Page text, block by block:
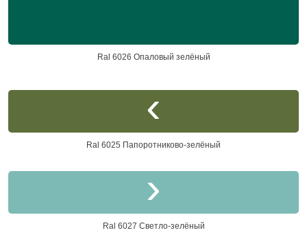
Ral 6025 Папоротниково-зелёный
Ral 6026 Опаловый зелёный
Ral 6027 Светло-зелёный